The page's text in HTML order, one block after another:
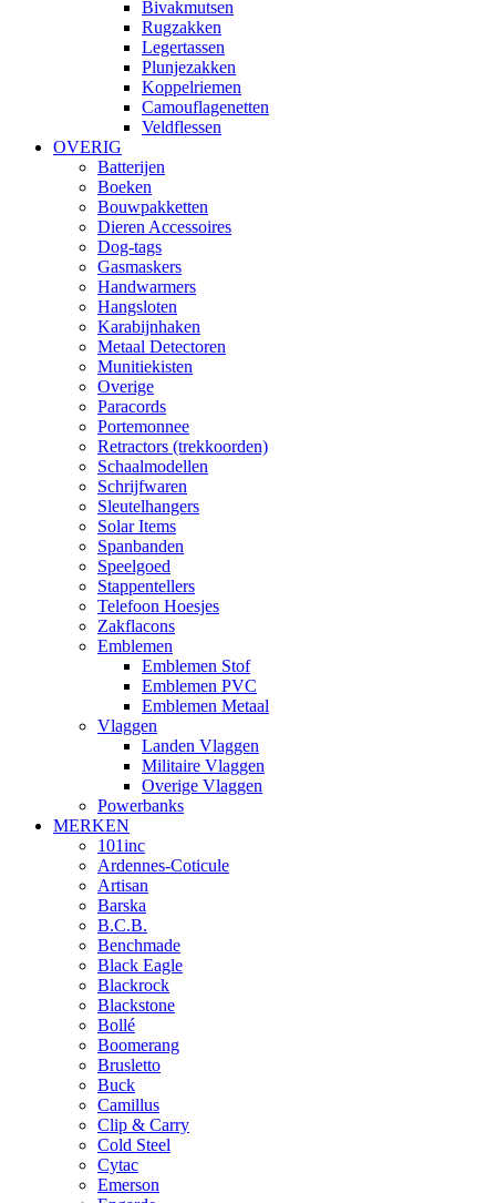
Bivakmutsen
Rugzakken
Legertassen
Plunjezakken
Koppelriemen
Camouflagenetten
Veldflessen
OVERIG
Batterijen
Boeken
Bouwpakketten
Dieren Accessoires
Dog-tags
Gasmaskers
Handwarmers
Hangsloten
Karabijnhaken
Metaal Detectoren
Munitiekisten
Overige
Paracords
Portemonnee
Retractors (trekkoorden)
Schaalmodellen
Schrijfwaren
Sleutelhangers
Solar Items
Spanbanden
Speelgoed
Stappentellers
Telefoon Hoesjes
Zakflacons
Emblemen
Emblemen Stof
Emblemen PVC
Emblemen Metaal
Vlaggen
Landen Vlaggen
Militaire Vlaggen
Overige Vlaggen
Powerbanks
MERKEN
101inc
Ardennes-Coticule
Artisan
Barska
B.C.B.
Benchmade
Black Eagle
Blackrock
Blackstone
Bollé
Boomerang
Brusletto
Buck
Camillus
Clip & Carry
Cold Steel
Cytac
Emerson